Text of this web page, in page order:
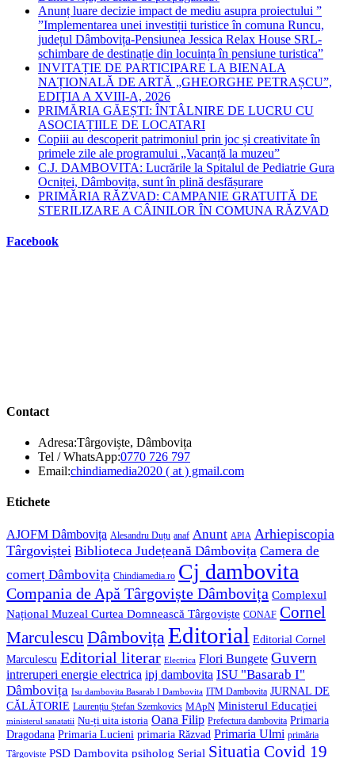
Anunț luare decizie impact de mediu asupra proiectului ”
”Implementarea unei investiții turistice în comuna Runcu,
județul Dâmbovița-Pensiunea Jessica Relax House SRL-
schimbare de destinație din locuința în pensiune turistica”
INVITAȚIE DE PARTICIPARE LA BIENALA
NAȚIONALĂ DE ARTĂ „GHEORGHE PETRAȘCU”,
EDIŢIA A XVIII-A, 2026
PRIMĂRIA GĂEȘTI: ÎNTÂLNIRE DE LUCRU CU
ASOCIAȚIILE DE LOCATARI
Copiii au descoperit patrimoniul prin joc și creativitate în
primele zile ale programului „Vacanță la muzeu”
C.J. DAMBOVITA: Lucrările la Spitalul de Pediatrie Gura
Ocniței, Dâmbovița, sunt în plină desfășurare
PRIMĂRIA RĂZVAD: CAMPANIE GRATUITĂ DE
STERILIZARE A CÂINILOR ÎN COMUNA RĂZVAD
Facebook
Contact
Adresa:Târgoviște, Dâmbovița
Tel / WhatsApp:0770 726 797Opens
in
Email:chindiamedia2020 ( at ) gmail.comOpens
Etichete
AJOFM Dâmbovița Alesandru Duțu anaf Anunt APIA Arhiepiscopia
Târgoviștei Biblioteca Județeană Dâmbovița Camera de
comerț Dâmbovița Chindiamedia.ro Cj dambovita
Compania de Apă Târgoviște Dâmbovița Complexul
Național Muzeal Curtea Domnească Târgoviște CONAF Cornel
Marculescu DâmbovițaEditorial Editorial Cornel
Marculescu Editorial literar Electrica Flori Bungete Guvern
intreruperi energie electrica ipj dambovita ISU "Basarab I"
Dâmbovița Isu dambovita Basarab I Dambovita ITM Dambovita JURNAL DE
CĂLĂTORIE Laurențiu Ștefan Szemkovics MApN Ministerul Educației
ministerul sanatatii Nu-ți uita istoria Oana Filip Prefectura dambovita Primaria
Dragodana Primaria Lucieni primaria Răzvad Primaria Ulmi primăria
Târgoviște PSD Dambovita psiholog Serial Situatia Covid 19